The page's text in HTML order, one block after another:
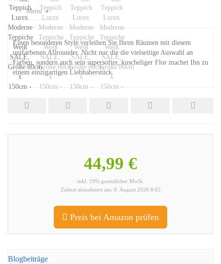
Menu
Einen besonderen Style verleihen Sie Ihren Räumen mit diesem
unifarbenen Allrounder. Nicht nur die die vielseitige Auswahl an
Farben, sondern auch sein supersofter, kuscheliger Flor machet Ihn zu
einem einzigartigen Liebhaberstück.
44,99 €
inkl. 19% gesetzlicher MwSt.
Zuletzt aktualisiert am: 8. August 2026 8:02
Preis bei Amazon prüfen
Blogbeiträge